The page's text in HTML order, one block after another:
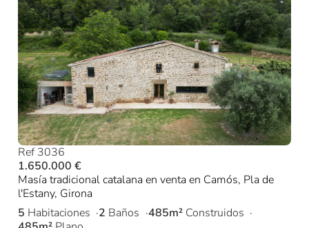
Ref 3036
1.650.000 €
Masía tradicional catalana en venta en Camós, Pla de
l'Estany, Girona
5 Habitaciones 2 Baños 485m² Construidos